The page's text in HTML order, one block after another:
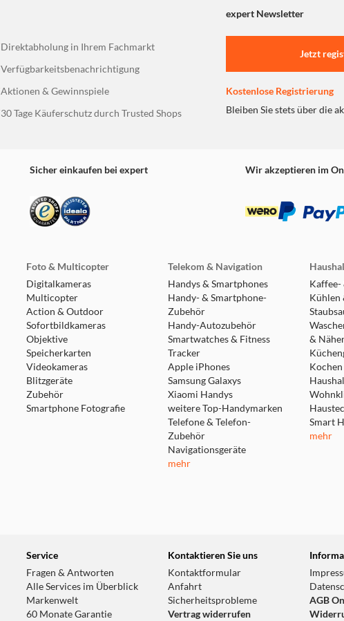
expert Newsletter
Direktabholung in Ihrem Fachmarkt
Verfügbarkeitsbenachrichtigung
Aktionen & Gewinnspiele
30 Tage Käuferschutz durch Trusted Shops
Jetzt
Kostenlose Registrierung
Bleiben Sie stets über die
Sicher einkaufen bei expert Wir akzeptieren im
Foto & Multicopter
Digitalkameras
Multicopter
Action & Outdoor
Sofortbildkameras
Objektive
Speicherkarten
Videokameras
Blitzgeräte
Zubehör
Smartphone Fotografie
Telekom & Navigation
Handys & Smartphones
Handy- & Smartphone-
Zubehör
Handy-Autozubehör
Smartwatches & Fitness
Tracker
Apple iPhones
Samsung Galaxys
Xiaomi Handys
weitere Top-Handymarken
Telefone & Telefon-
Zubehör
Navigationsgeräte
mehr
Kaffee-
Kühlen
&
Kochen
Smart
mehr
Service
Fragen & Antworten
Alle Services im Überblick
Markenwelt
60 Monate Garantie
Kontaktieren Sie uns
Kontaktformular
Anfahrt
Sicherheitsprobleme
Vertrag widerrufen
AGB